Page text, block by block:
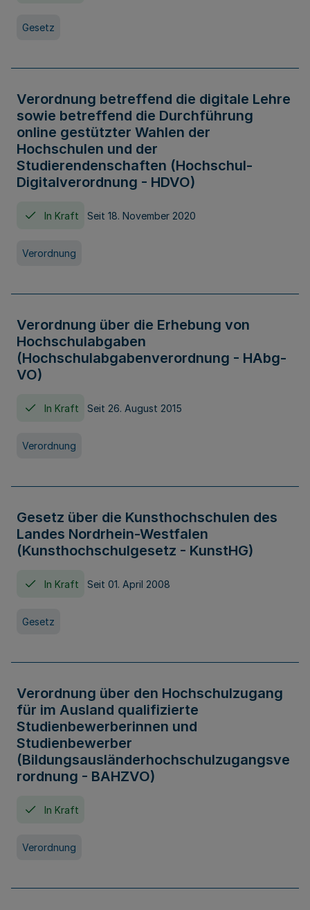
Gesetz
Verordnung betreffend die digitale Lehre
sowie betreffend die Durchführung
online gestützter Wahlen der
Hochschulen und der
Studierendenschaften (Hochschul-
Digitalverordnung - HDVO)
In Kraft Seit 18. November 2020
Verordnung
Verordnung über die Erhebung von
Hochschulabgaben
(Hochschulabgabenverordnung - HAbg-
VO)
In Kraft Seit 26. August 2015
Verordnung
Gesetz über die Kunsthochschulen des
Landes Nordrhein-Westfalen
(Kunsthochschulgesetz - KunstHG)
In Kraft Seit 01. April 2008
Gesetz
Verordnung über den Hochschulzugang
für im Ausland qualifizierte
Studienbewerberinnen und
Studienbewerber
(Bildungsausländerhochschulzugangsve
rordnung - BAHZVO)
In Kraft
Verordnung